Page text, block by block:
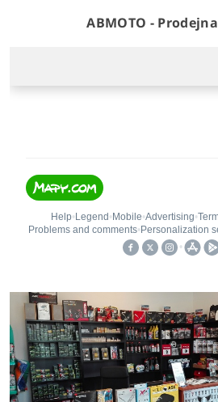
ABMOTO - Prodejna